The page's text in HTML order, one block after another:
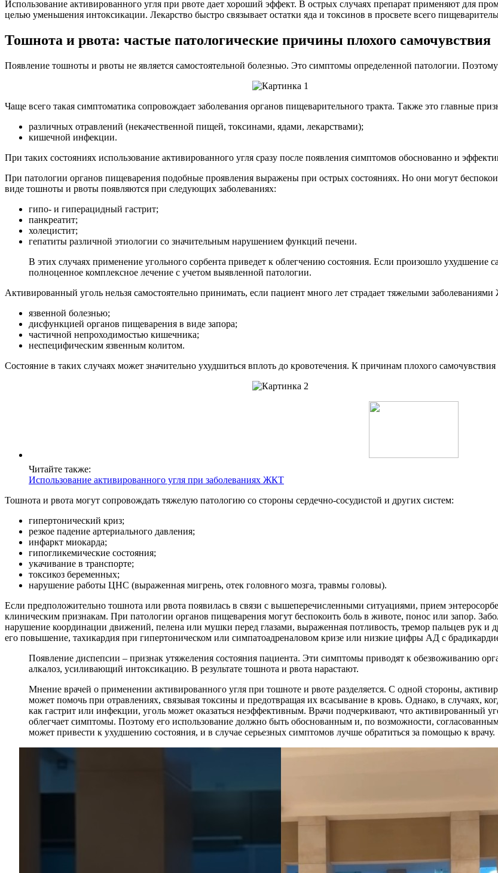
Использование активированного угля при рвоте дает хороший эффект. В острых случаях препарат применяют для
целью уменьшения интоксикации. Лекарство быстро связывает остатки яда и токсинов в просвете всего
Тошнота и рвота: частые патологические причины плохого самочувствия
Появление тошноты и рвоты не является самостоятельной болезнью. Это симптомы определенной патологии.
Чаще всего такая симптоматика сопровождает заболевания органов пищеварительного тракта. Также это главные
различных отравлений (некачественной пищей, токсинами, ядами, лекарствами);
кишечной инфекции.
При таких состояниях использование активированного угля сразу после появления симптомов обоснованно и
При патологии органов пищеварения подобные проявления выражены при острых состояниях. Но они могут
виде тошноты и рвоты появляются при следующих заболеваниях:
гипо- и гиперацидный гастрит;
панкреатит;
холецистит;
гепатиты различной этиологии со значительным нарушением функций печени.
В этих случаях применение угольного сорбента приведет к облегчению состояния. Если произошло ухудшение
полноценное комплексное лечение с учетом выявленной патологии.
Активированный уголь нельзя самостоятельно принимать, если пациент много лет страдает тяжелыми
язвенной болезнью;
дисфункцией органов пищеварения в виде запора;
частичной непроходимостью кишечника;
неспецифическим язвенным колитом.
Состояние в таких случаях может значительно ухудшиться вплоть до кровотечения. К причинам плохого
Читайте также:
Использование активированного угля при заболеваниях ЖКТ
Тошнота и рвота могут сопровождать тяжелую патологию со стороны сердечно-сосудистой и других систем:
гипертонический криз;
резкое падение артериального давления;
инфаркт миокарда;
гипогликемические состояния;
укачивание в транспорте;
токсикоз беременных;
нарушение работы ЦНС (выраженная мигрень, отек головного мозга, травмы головы).
Если предположительно тошнота или рвота появилась в связи с вышеперечисленными ситуациями, прием
клиническим признакам. При патологии органов пищеварения могут беспокоить боль в животе, понос или запор.
нарушение координации движений, пелена или мушки перед глазами, выраженная потливость, тремор пальцев рук и
его повышение, тахикардия при гипертоническом или симпатоадреналовом кризе или низкие цифры АД с
Появление диспепсии – признак утяжеления состояния пациента. Эти симптомы приводят к обезвоживанию
алкалоз, усиливающий интоксикацию. В результате тошнота и рвота нарастают.
Мнение врачей о применении активированного угля при тошноте и рвоте разделяется. С одной стороны,
может помочь при отравлениях, связывая токсины и предотвращая их всасывание в кровь. Однако, в случаях,
как гастрит или инфекции, уголь может оказаться неэффективным. Врачи подчеркивают, что активированный
облегчает симптомы. Поэтому его использование должно быть обоснованным и, по возможности,
может привести к ухудшению состояния, и в случае серьезных симптомов лучше обратиться за помощью к врачу.